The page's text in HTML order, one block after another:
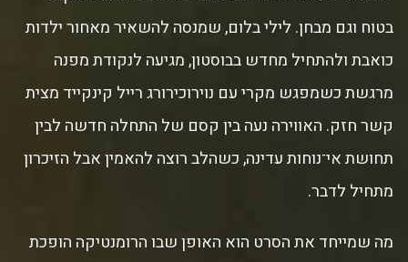
בטוח וגם מבחן. לילי בלום, שמנסה להשאיר מאחור ילדות
כואבת ולהתחיל מחדש בבוסטון, מגיעה לנקודת מפנה
מרגשת כשמפגש מקרי עם נוירוכירורג רייל קינקייד מצית
קשר חזק. האווירה נעה בין קסם של התחלה חדשה לבין
תחושת אי־נוחות עדינה, כשהלב רוצה להאמין אבל הזיכרון
מתחיל לדבר.
מה שמייחד את הסרט הוא האופן שבו הרומנטיקה הופכת